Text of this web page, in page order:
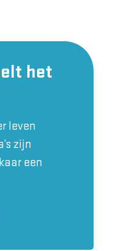
het
leven
zijn
een